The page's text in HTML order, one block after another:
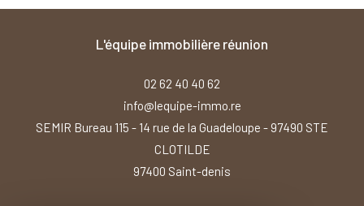
l'équipe immobilière réunion
02 62 40 40 62
info@lequipe-immo.re
SEMIR Bureau 115 - 14 rue de la Guadeloupe - 97490 STE
CLOTILDE
97400
saint-denis